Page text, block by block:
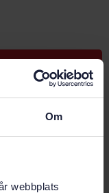
Om
webbplats
av
- Läs mer